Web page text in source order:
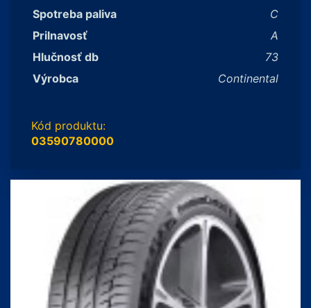
Spotreba paliva
C
Prilnavosť
A
Hlučnosť db
73
Výrobca
Continental
Kód produktu:
03590780000